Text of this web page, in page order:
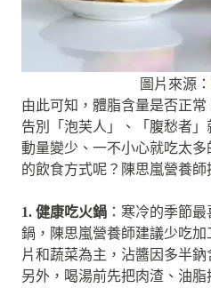
圖片來源：
由此可知，體脂含量是否正
告別「泡芙人」、「腹愁者
動量變少、一不小心就吃太
的飲食方式呢？陳思嵐營養師
1. 健康吃火鍋 ：寒冷的季節
鍋，陳思嵐營養師建議少吃
片和蔬菜為主，沾醬因多半
另外，喝湯前先把肉渣、油